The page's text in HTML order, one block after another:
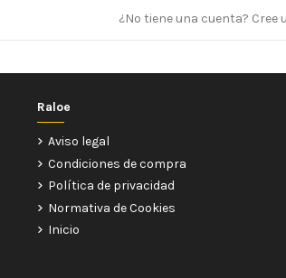
¿No tiene una cuenta? Cree
Raloe
Aviso legal
Condiciones de compra
Política de privacidad
Normativa de Cookies
Inicio